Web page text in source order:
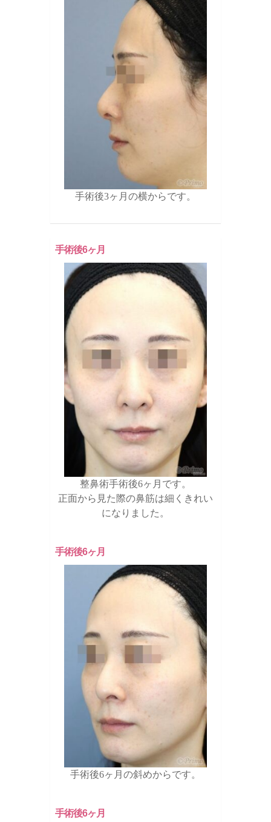
手術後3ヶ月の横からです。
手術後6ヶ月
整鼻術手術後6ヶ月です。
正面から見た際の鼻筋は細くきれい
になりました。
手術後6ヶ月
手術後6ヶ月の斜めからです。
手術後6ヶ月